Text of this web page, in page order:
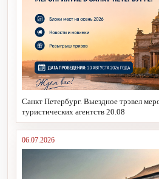
Санкт Петербург. Выездное трэвел
туристических агентств 20.08
06.07.2026